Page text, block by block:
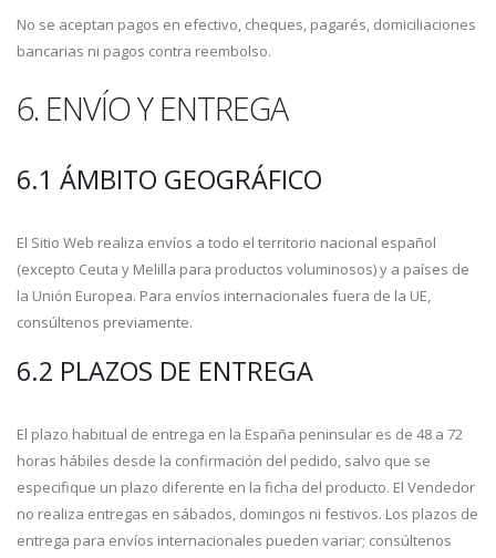
No se aceptan pagos en efectivo, cheques, pagarés, domiciliaciones
bancarias ni pagos contra reembolso.
6. ENVÍO Y ENTREGA
6.1 ÁMBITO GEOGRÁFICO
El Sitio Web realiza envíos a todo el territorio nacional español
(excepto Ceuta y Melilla para productos voluminosos) y a países de
la Unión Europea. Para envíos internacionales fuera de la UE,
consúltenos previamente.
6.2 PLAZOS DE ENTREGA
El plazo habitual de entrega en la España peninsular es de 48 a 72
horas hábiles desde la confirmación del pedido, salvo que se
especifique un plazo diferente en la ficha del producto. El Vendedor
no realiza entregas en sábados, domingos ni festivos. Los plazos de
entrega para envíos internacionales pueden variar; consúltenos